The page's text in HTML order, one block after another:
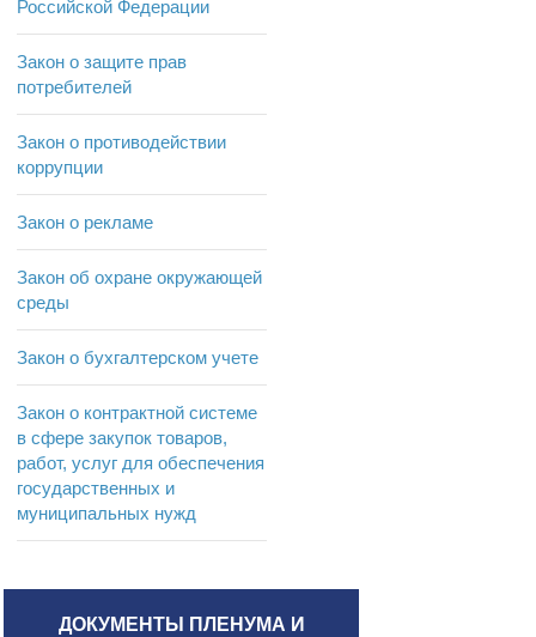
Российской Федерации
Закон о защите прав
потребителей
Закон о противодействии
коррупции
Закон о рекламе
Закон об охране окружающей
среды
Закон о бухгалтерском учете
Закон о контрактной системе
в сфере закупок товаров,
работ, услуг для обеспечения
государственных и
муниципальных нужд
ДОКУМЕНТЫ ПЛЕНУМА И